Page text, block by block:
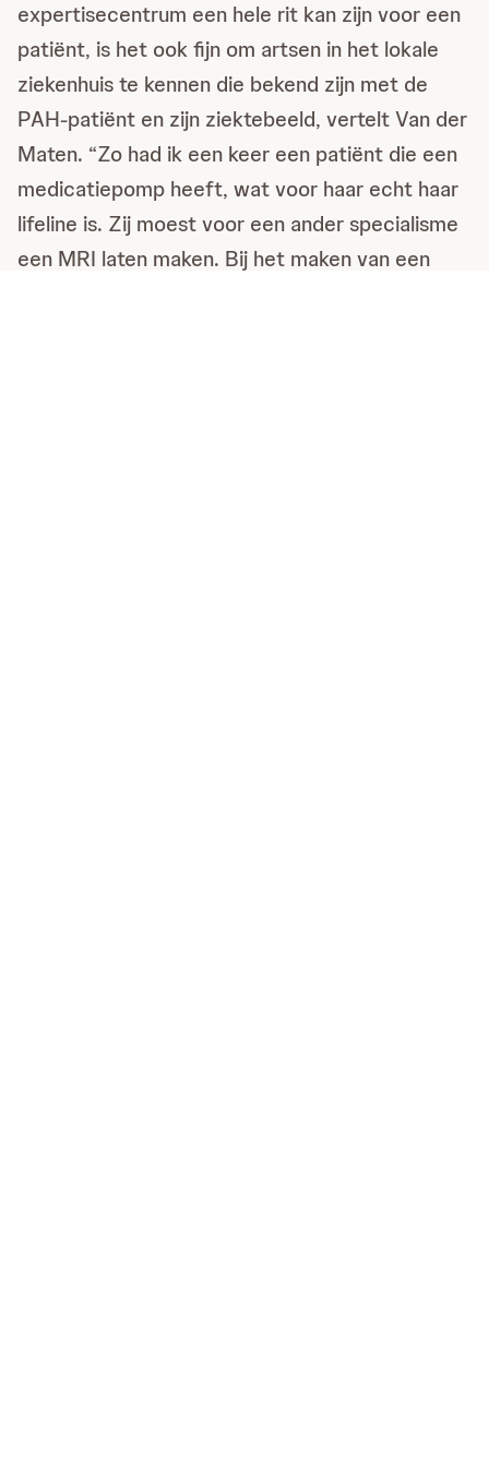
expertisecentrum een hele rit kan zijn voor een
patiënt, is het ook fijn om artsen in het lokale
ziekenhuis te kennen die bekend zijn met de
PAH-patiënt en zijn ziektebeeld, vertelt Van der
Maten. “Zo had ik een keer een patiënt die een
medicatiepomp heeft, wat voor haar echt haar
lifeline is. Zij moest voor een ander specialisme
een MRI laten maken. Bij het maken van een